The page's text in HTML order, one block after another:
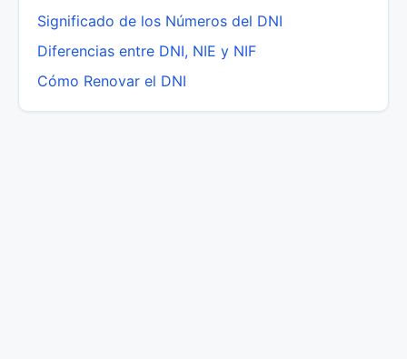
Significado de los Números del DNI
Diferencias entre DNI, NIE y NIF
Cómo Renovar el DNI